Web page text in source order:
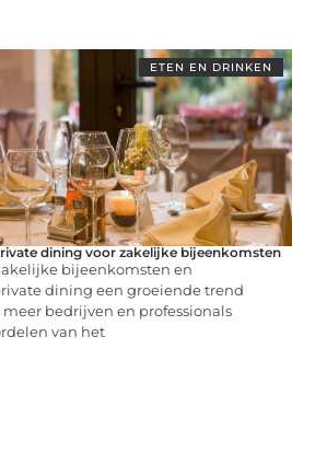
ETEN EN DRINKEN
dining voor zakelijke bijeenkomsten
bijeenkomsten en
dining een groeiende trend
bedrijven en professionals
van het